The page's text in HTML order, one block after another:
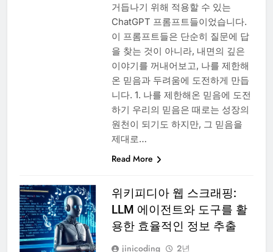
거듭나기 위해 적용할 수 있는
ChatGPT 프롬프트들이었습니다.
이 프롬프트들은 단순히 질문에 답
을 찾는 것이 아니라, 내면의 깊은
이야기를 꺼내어보고, 나를 제한해
온 믿음과 두려움에 도전하게 만듭
니다. 1. 나를 제한해온 믿음에 도전
하기 우리의 믿음은 때로는 성장의
원천이 되기도 하지만, 그 믿음을
제대로…
Read More
위키피디아 웹 스크래핑:
LLM 에이전트와 도구를 활
용한 효율적인 정보 추출
jinicoding
2년